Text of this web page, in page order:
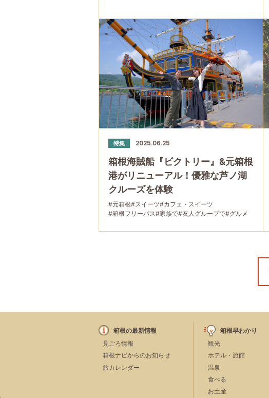
特集 2025.06.25
箱根海賊船『ビクトリー』&元箱根
港がリニューアル！優雅な芦ノ湖
クルーズを体験
#元箱根#スイーツ#カフェ・スイーツ
#箱根フリーパス#家族で#友人グループで#グルメ
箱根の最新情報
見ごろ情報
箱根ナビからのお知らせ
旅カレンダー
箱根早わかり
観光
ホテル・旅館
温泉
食べる
お土産